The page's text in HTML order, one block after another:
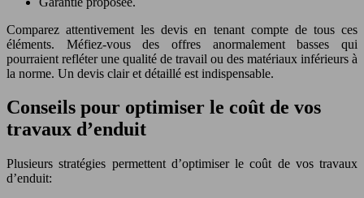
Comparez attentivement les devis en tenant compte de tous ces
éléments. Méfiez-vous des offres anormalement basses qui
pourraient refléter une qualité de travail ou des matériaux inférieurs à
la norme. Un devis clair et détaillé est indispensable.
Conseils pour optimiser le coût de vos
travaux d’enduit
Plusieurs stratégies permettent d’optimiser le coût de vos travaux
d’enduit: